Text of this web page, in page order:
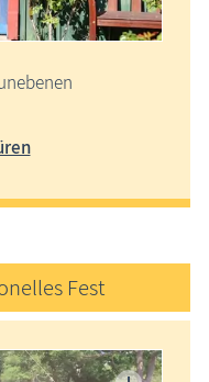
Fest